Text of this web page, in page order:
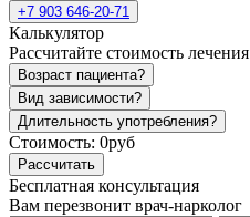
+7 903 646-20-71
Калькулятор
Рассчитайте стоимость лечения
Возраст пациента?
Вид зависимости?
Длительность употребления?
Стоимость: 0руб
Рассчитать
Бесплатная консультация
Вам перезвонит врач-нарколог